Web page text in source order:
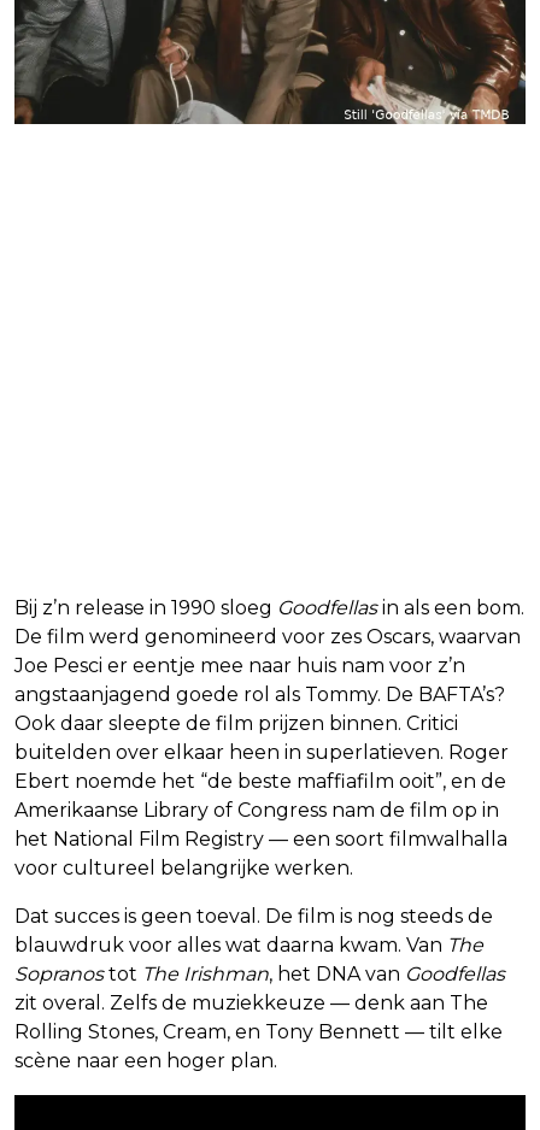
Bij z’n release in 1990 sloeg Goodfellasin als een bom.
De film werd genomineerd voor zes Oscars, waarvan
Joe Pesci er eentje mee naar huis nam voor z’n
angstaanjagend goede rol als Tommy. De BAFTA’s?
Ook daar sleepte de film prijzen binnen. Critici
buitelden over elkaar heen in superlatieven. Roger
Ebert noemde het “de beste maffiafilm ooit”, en de
Amerikaanse Library of Congress nam de film op in
het National Film Registry — een soort filmwalhalla
voor cultureel belangrijke werken.
Dat succes is geen toeval. De film is nog steeds de
blauwdruk voor alles wat daarna kwam. Van The
Sopranostot The Irishman, het DNA van Goodfellas
zit overal. Zelfs de muziekkeuze — denk aan The
Rolling Stones, Cream, en Tony Bennett — tilt elke
scène naar een hoger plan.